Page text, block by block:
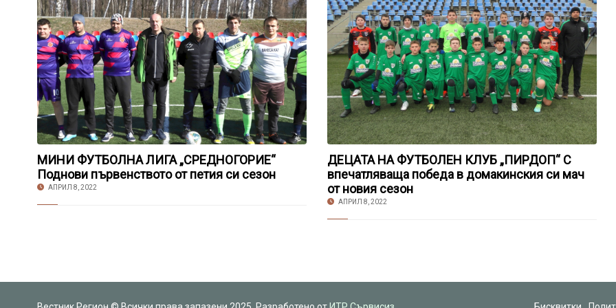
МИНИ ФУТБОЛНА ЛИГА „СРЕДНОГОРИЕ“
Поднови първенството от петия си сезон
АПРИЛ 8, 2022
ДЕЦАТА НА ФУТБОЛЕН КЛУБ „ПИРДОП“ С
впечатляваща победа в домакинския си мач
от новия сезон
АПРИЛ 8, 2022